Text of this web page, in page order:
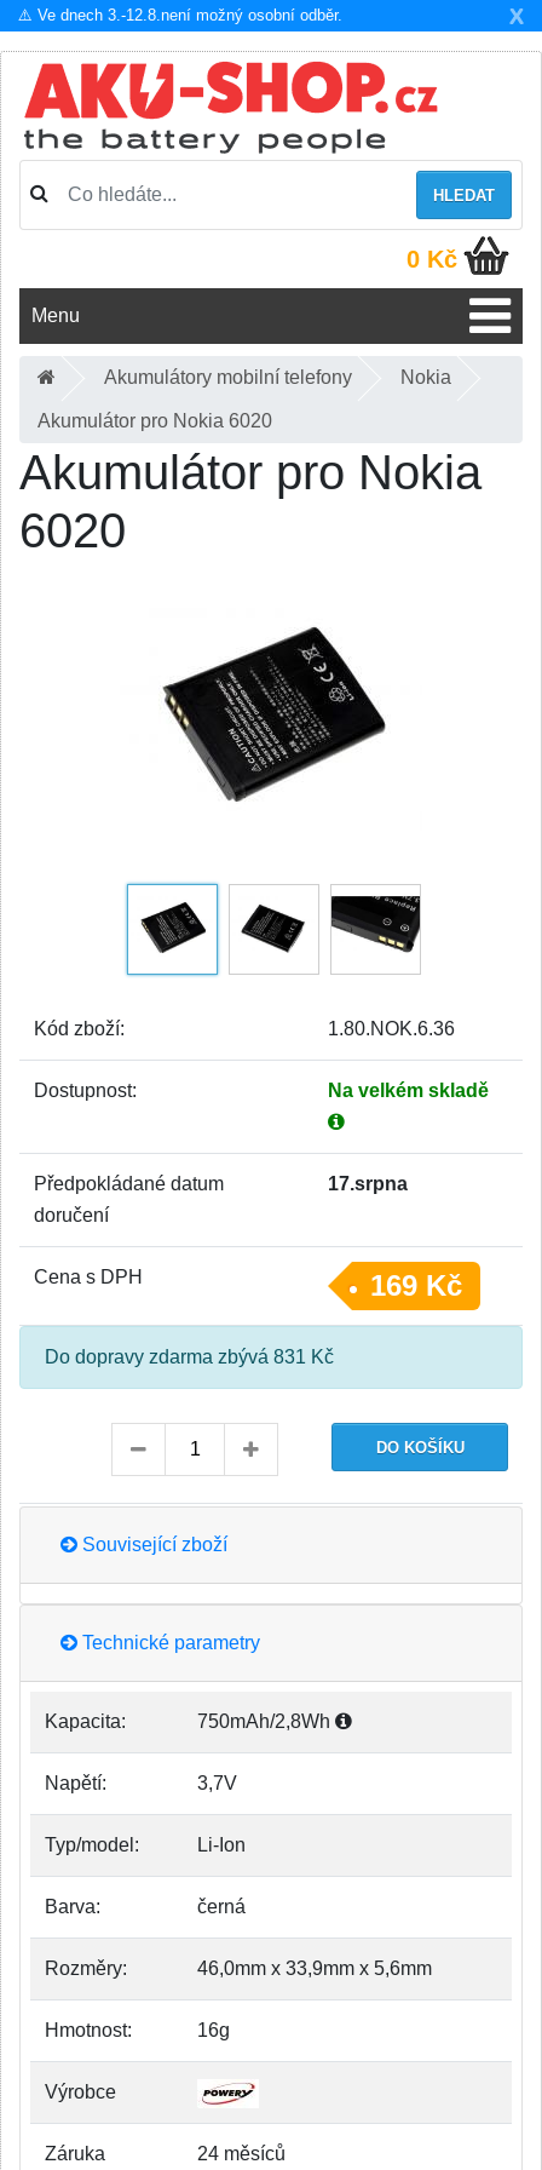
X
⚠️ Ve dnech 3.-12.8.není možný osobní odběr.
HLEDAT
0 Kč
Menu
Akumulátory mobilní telefony Nokia
Akumulátor pro Nokia 6020
Akumulátor pro Nokia
6020
Kód zboží: 1.80.NOK.6.36
Dostupnost: Na velkém skladě
Předpokládané datum
doručení
17.srpna
Cena s DPH 169 Kč
Do dopravy zdarma zbývá 831 Kč
Související zboží
Technické parametry
Kapacita: 750mAh/2,8Wh
Napětí: 3,7V
Typ/model: Li-Ion
Barva: černá
Rozměry: 46,0mm x 33,9mm x 5,6mm
Hmotnost: 16g
Výrobce
Záruka 24 měsíců